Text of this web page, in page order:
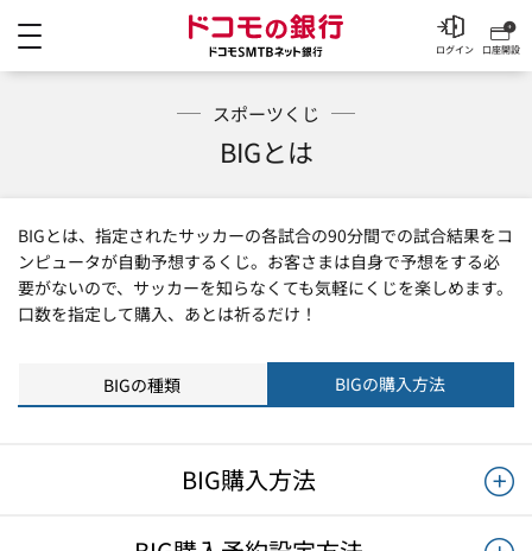
ドコモの銀行 ドコモ
口座開設
ログイン
スポーツくじ
BIGとは
BIGとは、指定されたサッカーの各試合の90分間での試合結果をコ
ンピュータが自動予想するくじ。お客さまは自身で予想をする必
要がないので、サッカーを知らなくても気軽にくじを楽しめます。
口数を指定して購入、あとは祈るだけ！
BIGの種類 BIGの購入方法
BIG購入方法